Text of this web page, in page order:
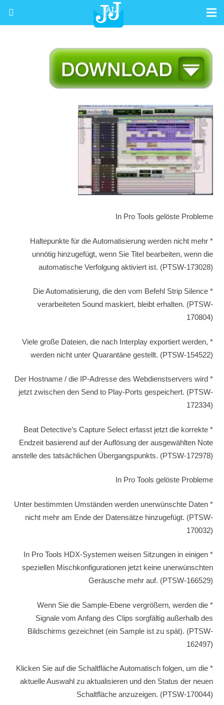
In Pro Tools gelöste Probleme
* Haltepunkte für die Automatisierung werden nicht mehr
unnötig hinzugefügt, wenn Sie Titel bearbeiten, wenn die
automatische Verfolgung aktiviert ist. (PTSW-173028)
* Die Automatisierung, die den vom Befehl Strip Silence
verarbeiteten Sound maskiert, bleibt erhalten. (PTSW-
170804)
* Viele große Dateien, die nach Interplay exportiert werden,
werden nicht unter Quarantäne gestellt. (PTSW-154522)
* Der Hostname / die IP-Adresse des Webdienstservers wird
jetzt zwischen den Send to Play-Ports gespeichert. (PTSW-
172334)
* Beat Detective’s Capture Select erfasst jetzt die korrekte
Endzeit basierend auf der Auflösung der ausgewählten Note
anstelle des tatsächlichen Übergangspunkts. (PTSW-172978)
In Pro Tools gelöste Probleme
* Unter bestimmten Umständen werden unerwünschte Daten
nicht mehr am Ende der Datensätze hinzugefügt. (PTSW-
170032)
* In Pro Tools HDX-Systemen weisen Sitzungen in einigen
speziellen Mischkonfigurationen jetzt keine unerwünschten
Geräusche mehr auf. (PTSW-166529)
* Wenn Sie die Sample-Ebene vergrößern, werden die
Signale vom Anfang des Clips sorgfältig außerhalb des
Bildschirms gezeichnet (ein Sample ist zu spät). (PTSW-
162497)
* Klicken Sie auf die Schaltfläche Automatisch folgen, um die
aktuelle Auswahl zu aktualisieren und den Status der neuen
Schaltfläche anzuzeigen. (PTSW-170044)